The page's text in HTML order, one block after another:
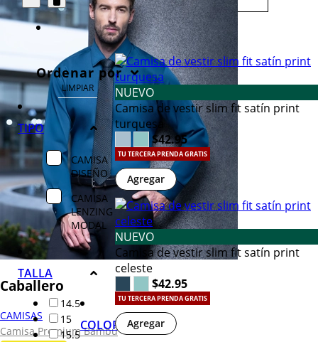
Caballero
CAMISAS
Camisa Premium Bambú
Ordenar por
LIMPIAR
TIPO
CAMISA
DISEÑO
CAMISA
LENZING
MODAL
TALLA
14.5
15
15.5
COLOR
NUEVO
Camisa de vestir slim fit satín print
turquesa
$42.95
TU TERCERA PRENDA GRATIS
Agregar
NUEVO
Camisa de vestir slim fit satín print
celeste
$42.95
TU TERCERA PRENDA GRATIS
Agregar